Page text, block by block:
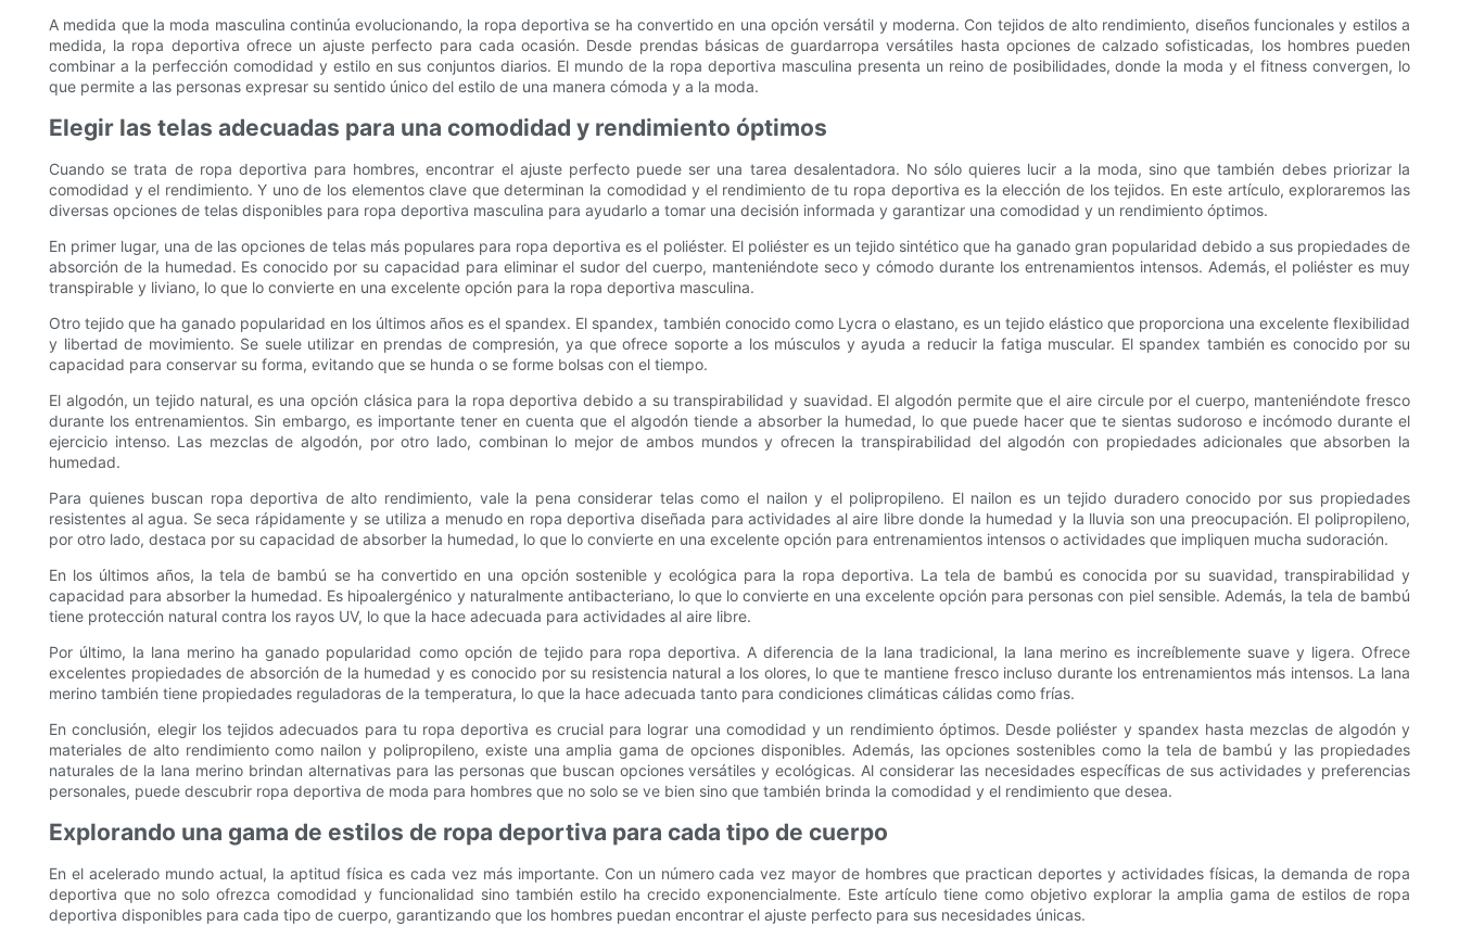
A medida que la moda masculina continúa evolucionando, la ropa deportiva se ha convertido en una opción versátil y moderna. Con tejidos de alto rendimiento, diseños funcionales y estilos a
medida, la ropa deportiva ofrece un ajuste perfecto para cada ocasión. Desde prendas básicas de guardarropa versátiles hasta opciones de calzado sofisticadas, los hombres pueden
combinar a la perfección comodidad y estilo en sus conjuntos diarios. El mundo de la ropa deportiva masculina presenta un reino de posibilidades, donde la moda y el fitness convergen, lo
que permite a las personas expresar su sentido único del estilo de una manera cómoda y a la moda.
Elegir las telas adecuadas para una comodidad y rendimiento óptimos
Cuando se trata de ropa deportiva para hombres, encontrar el ajuste perfecto puede ser una tarea desalentadora. No sólo quieres lucir a la moda, sino que también debes priorizar la
comodidad y el rendimiento. Y uno de los elementos clave que determinan la comodidad y el rendimiento de tu ropa deportiva es la elección de los tejidos. En este artículo, exploraremos las
diversas opciones de telas disponibles para ropa deportiva masculina para ayudarlo a tomar una decisión informada y garantizar una comodidad y un rendimiento óptimos.
En primer lugar, una de las opciones de telas más populares para ropa deportiva es el poliéster. El poliéster es un tejido sintético que ha ganado gran popularidad debido a sus propiedades de
absorción de la humedad. Es conocido por su capacidad para eliminar el sudor del cuerpo, manteniéndote seco y cómodo durante los entrenamientos intensos. Además, el poliéster es muy
transpirable y liviano, lo que lo convierte en una excelente opción para la ropa deportiva masculina.
Otro tejido que ha ganado popularidad en los últimos años es el spandex. El spandex, también conocido como Lycra o elastano, es un tejido elástico que proporciona una excelente flexibilidad
y libertad de movimiento. Se suele utilizar en prendas de compresión, ya que ofrece soporte a los músculos y ayuda a reducir la fatiga muscular. El spandex también es conocido por su
capacidad para conservar su forma, evitando que se hunda o se forme bolsas con el tiempo.
El algodón, un tejido natural, es una opción clásica para la ropa deportiva debido a su transpirabilidad y suavidad. El algodón permite que el aire circule por el cuerpo, manteniéndote fresco
durante los entrenamientos. Sin embargo, es importante tener en cuenta que el algodón tiende a absorber la humedad, lo que puede hacer que te sientas sudoroso e incómodo durante el
ejercicio intenso. Las mezclas de algodón, por otro lado, combinan lo mejor de ambos mundos y ofrecen la transpirabilidad del algodón con propiedades adicionales que absorben la
humedad.
Para quienes buscan ropa deportiva de alto rendimiento, vale la pena considerar telas como el nailon y el polipropileno. El nailon es un tejido duradero conocido por sus propiedades
resistentes al agua. Se seca rápidamente y se utiliza a menudo en ropa deportiva diseñada para actividades al aire libre donde la humedad y la lluvia son una preocupación. El polipropileno,
por otro lado, destaca por su capacidad de absorber la humedad, lo que lo convierte en una excelente opción para entrenamientos intensos o actividades que impliquen mucha sudoración.
En los últimos años, la tela de bambú se ha convertido en una opción sostenible y ecológica para la ropa deportiva. La tela de bambú es conocida por su suavidad, transpirabilidad y
capacidad para absorber la humedad. Es hipoalergénico y naturalmente antibacteriano, lo que lo convierte en una excelente opción para personas con piel sensible. Además, la tela de bambú
tiene protección natural contra los rayos UV, lo que la hace adecuada para actividades al aire libre.
Por último, la lana merino ha ganado popularidad como opción de tejido para ropa deportiva. A diferencia de la lana tradicional, la lana merino es increíblemente suave y ligera. Ofrece
excelentes propiedades de absorción de la humedad y es conocido por su resistencia natural a los olores, lo que te mantiene fresco incluso durante los entrenamientos más intensos. La lana
merino también tiene propiedades reguladoras de la temperatura, lo que la hace adecuada tanto para condiciones climáticas cálidas como frías.
En conclusión, elegir los tejidos adecuados para tu ropa deportiva es crucial para lograr una comodidad y un rendimiento óptimos. Desde poliéster y spandex hasta mezclas de algodón y
materiales de alto rendimiento como nailon y polipropileno, existe una amplia gama de opciones disponibles. Además, las opciones sostenibles como la tela de bambú y las propiedades
naturales de la lana merino brindan alternativas para las personas que buscan opciones versátiles y ecológicas. Al considerar las necesidades específicas de sus actividades y preferencias
personales, puede descubrir ropa deportiva de moda para hombres que no solo se ve bien sino que también brinda la comodidad y el rendimiento que desea.
Explorando una gama de estilos de ropa deportiva para cada tipo de cuerpo
En el acelerado mundo actual, la aptitud física es cada vez más importante. Con un número cada vez mayor de hombres que practican deportes y actividades físicas, la demanda de ropa
deportiva que no solo ofrezca comodidad y funcionalidad sino también estilo ha crecido exponencialmente. Este artículo tiene como objetivo explorar la amplia gama de estilos de ropa
deportiva disponibles para cada tipo de cuerpo, garantizando que los hombres puedan encontrar el ajuste perfecto para sus necesidades únicas.